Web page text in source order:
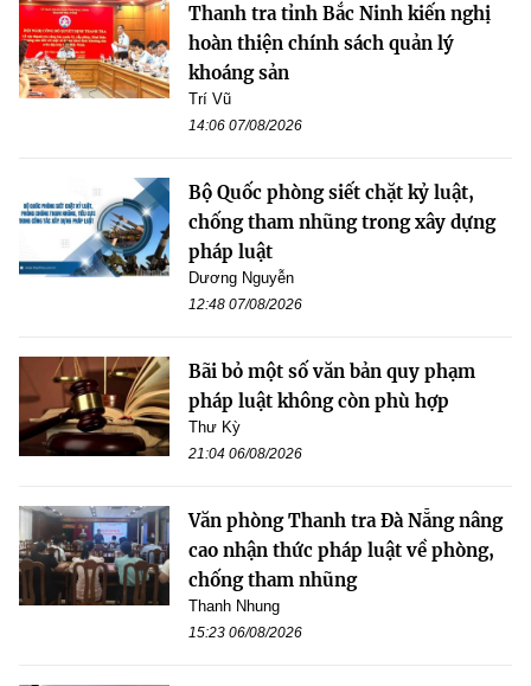
Thanh tra tỉnh Bắc Ninh kiến nghị
hoàn thiện chính sách quản lý
khoáng sản
Trí Vũ
14:06 07/08/2026
Bộ Quốc phòng siết chặt kỷ luật,
chống tham nhũng trong xây dựng
pháp luật
Dương Nguyễn
12:48 07/08/2026
Bãi bỏ một số văn bản quy phạm
pháp luật không còn phù hợp
Thư Kỳ
21:04 06/08/2026
Văn phòng Thanh tra Đà Nẵng nâng
cao nhận thức pháp luật về phòng,
chống tham nhũng
Thanh Nhung
15:23 06/08/2026